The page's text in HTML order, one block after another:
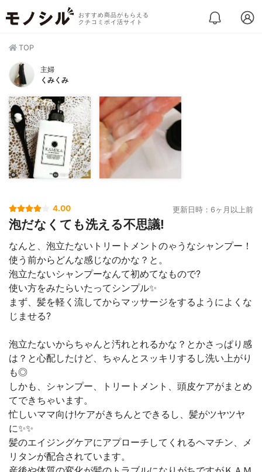
おすすめ商品がもらえる
クチコミポイ活サイト
TOP
主婦
くみくみ
4.00 更新日時：6ヶ月以上前
泡だなくても洗える不思議!
なんと、泡立たないトリートメントのゃうなシャンプー！
使う前からどんな感じなのかな？と。
泡立たないシャンプーなんて初めてなもので?
使い方をみたらいたってシンプル✨
まず、髪を軽く流してからマッサージをするようによくな
じませる?
泡立たないからちゃんと汚れとれるかな？とかさっぱり感
は？と心配したけど、ちゃんとスッキリするし洗い上がり
も◎
しかも、シャンプー、トリートメント、頭皮ケアがまとめ
てできちゃいます。
忙しいママ向け!ケアがきちんとできるし、髪がツヤツヤ
に✨✨
髪のエイジングケアにアプローチしてくれるヘマチン、メ
リタンが配合されています。